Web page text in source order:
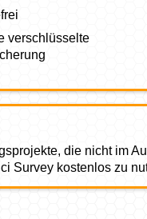
verschlüsselte
die nicht im
Survey kostenlos zu